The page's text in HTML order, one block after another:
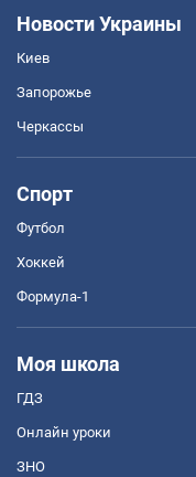
Новости Украины
Киев
Запорожье
Черкассы
Спорт
Футбол
Хоккей
Формула-1
Моя школа
ГДЗ
Онлайн уроки
ЗНО